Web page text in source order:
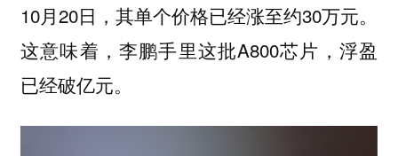
10月20日，其单个价格已经涨至约30万元。
这意味着，李鹏手里这批A800芯片，浮盈
已经破亿元。